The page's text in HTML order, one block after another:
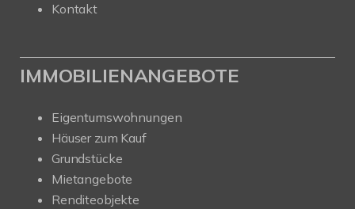
Kontakt
IMMOBILIENANGEBOTE
Eigentumswohnungen
Häuser zum Kauf
Grundstücke
Mietangebote
Renditeobjekte